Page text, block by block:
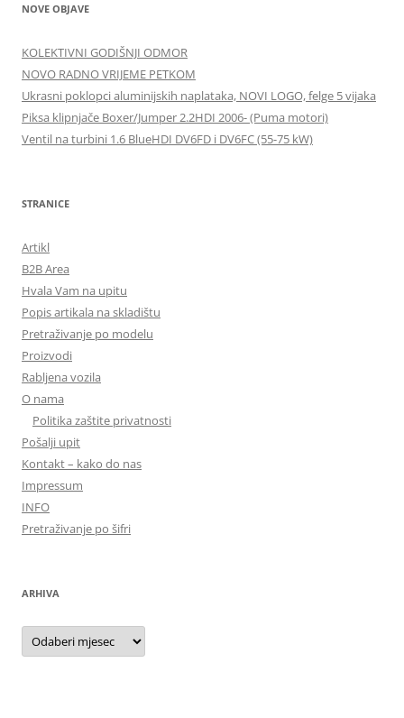
NOVE OBJAVE
KOLEKTIVNI GODIŠNJI ODMOR
NOVO RADNO VRIJEME PETKOM
Ukrasni poklopci aluminijskih naplataka, NOVI LOGO, felge 5 vijaka
Piksa klipnjače Boxer/Jumper 2.2HDI 2006- (Puma motori)
Ventil na turbini 1.6 BlueHDI DV6FD i DV6FC (55-75 kW)
STRANICE
Artikl
B2B Area
Hvala Vam na upitu
Popis artikala na skladištu
Pretraživanje po modelu
Proizvodi
Rabljena vozila
O nama
Politika zaštite privatnosti
Pošalji upit
Kontakt – kako do nas
Impressum
INFO
Pretraživanje po šifri
ARHIVA
Arhiva